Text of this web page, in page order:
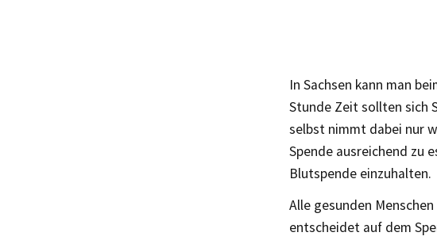
In Sachsen kann man
Stunde Zeit sollten sich
selbst nimmt dabei nur
Spende ausreichend zu
Blutspende einzuhalten.
Alle gesunden
entscheidet auf dem